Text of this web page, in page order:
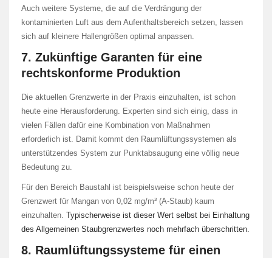
Auch weitere Systeme, die auf die Verdrängung der
kontaminierten Luft aus dem Aufenthaltsbereich setzen, lassen
sich auf kleinere Hallengrößen optimal anpassen.
7. Zukünftige Garanten für eine
rechtskonforme Produktion
Die aktuellen Grenzwerte in der Praxis einzuhalten, ist schon
heute eine Herausforderung. Experten sind sich einig, dass in
vielen Fällen dafür eine Kombination von Maßnahmen
erforderlich ist. Damit kommt den Raumlüftungssystemen als
unterstützendes System zur Punktabsaugung eine völlig neue
Bedeutung zu.
Für den Bereich Baustahl ist beispielsweise schon heute der
Grenzwert für Mangan von 0,02 mg/m³ (A-Staub) kaum
einzuhalten. Typischerweise ist dieser Wert selbst bei Einhaltung
des Allgemeinen Staubgrenzwertes noch mehrfach überschritten.
8. Raumlüftungssysteme für einen